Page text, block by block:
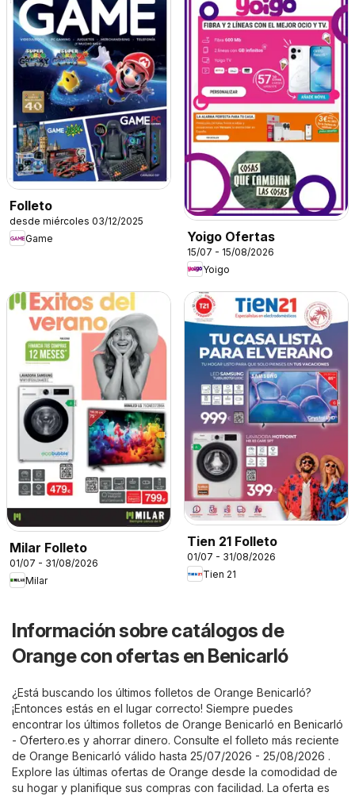
Folleto
desde miércoles 03/12/2025
Game
Yoigo Ofertas
15/07 - 15/08/2026
Yoigo
Milar Folleto
01/07 - 31/08/2026
Milar
Tien 21 Folleto
01/07 - 31/08/2026
Tien 21
Información sobre catálogos de
Orange con ofertas en Benicarló
¿Está buscando los últimos folletos de Orange Benicarló?
¡Entonces estás en el lugar correcto! Siempre puedes
encontrar los últimos folletos de Orange Benicarló en Benicarló
- Ofertero.es y ahorrar dinero. Consulte el folleto más reciente
de Orange Benicarló válido hasta 25/07/2026 - 25/08/2026 .
Explore las últimas ofertas de Orange desde la comodidad de
su hogar y planifique sus compras con facilidad. La oferta es